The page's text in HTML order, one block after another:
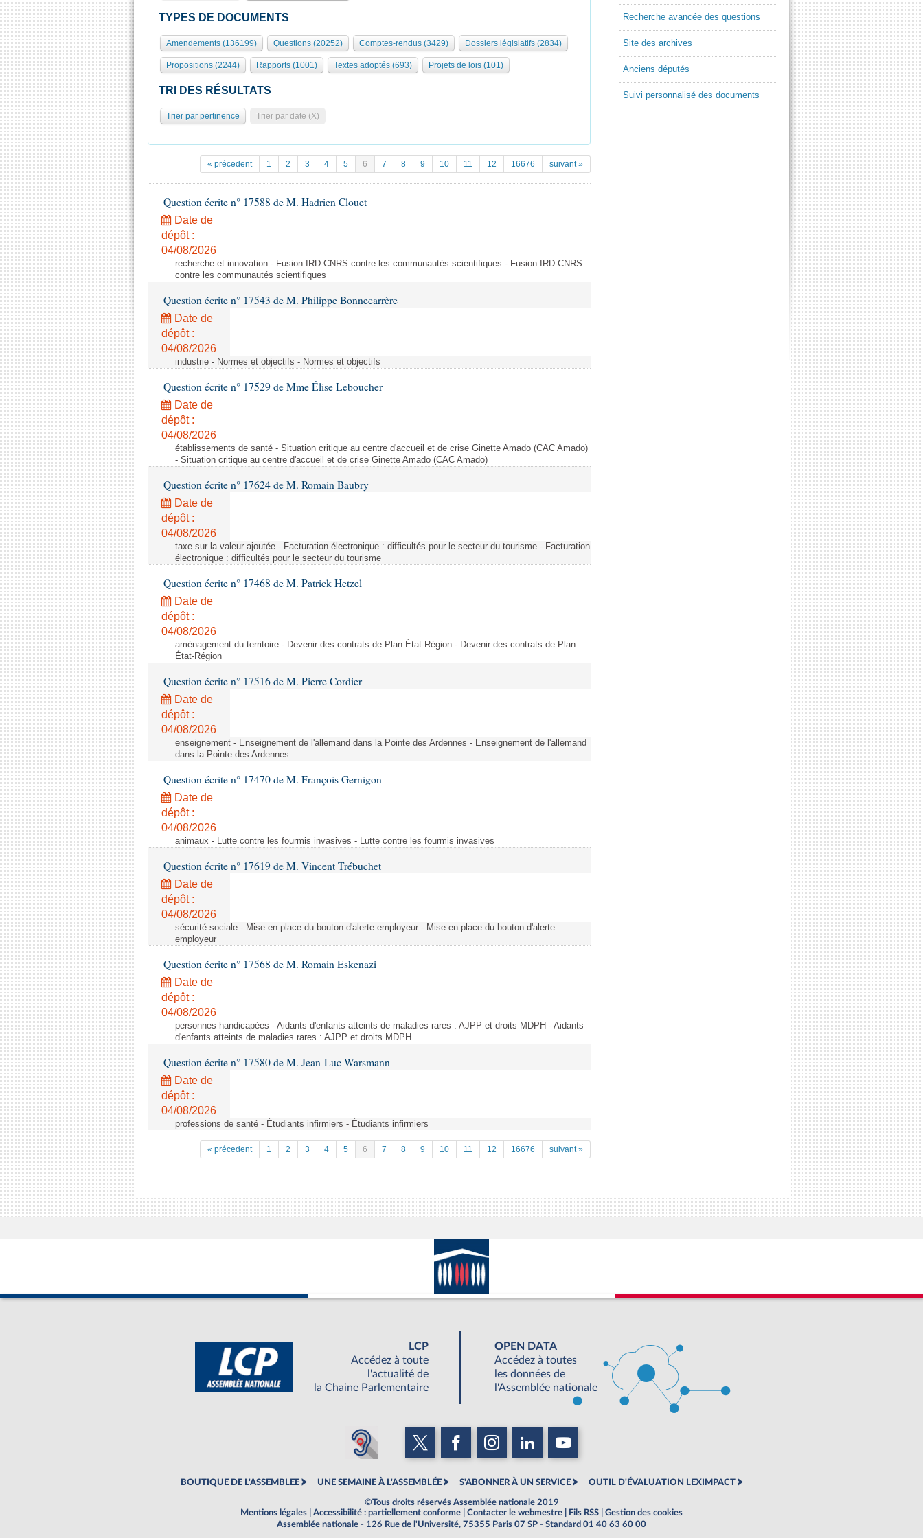
TYPES DE DOCUMENTS
Amendements (136199) Questions (20252) Comptes-rendus (3429) Dossiers législatifs (2834)
Propositions (2244) Rapports (1001) Textes adoptés (693) Projets de lois (101)
TRI DES RÉSULTATS
Trier par pertinence Trier par date (X)
« précedent 1 2 3 4 5 6 7 8 9 10 11 12 16676 suivant »
Question écrite n° 17588 de M. Hadrien Clouet
Date de
dépôt :
04/08/2026
recherche et innovation - Fusion IRD-CNRS contre les communautés scientifiques - Fusion IRD-CNRS
contre les communautés scientifiques
Question écrite n° 17543 de M. Philippe Bonnecarrère
Date de
dépôt :
04/08/2026
industrie - Normes et objectifs - Normes et objectifs
Question écrite n° 17529 de Mme Élise Leboucher
Date de
dépôt :
04/08/2026
établissements de santé - Situation critique au centre d'accueil et de crise Ginette Amado (CAC Amado)
- Situation critique au centre d'accueil et de crise Ginette Amado (CAC Amado)
Question écrite n° 17624 de M. Romain Baubry
Date de
dépôt :
04/08/2026
taxe sur la valeur ajoutée - Facturation électronique : difficultés pour le secteur du tourisme - Facturation
électronique : difficultés pour le secteur du tourisme
Question écrite n° 17468 de M. Patrick Hetzel
Date de
dépôt :
04/08/2026
aménagement du territoire - Devenir des contrats de Plan État-Région - Devenir des contrats de Plan
État-Région
Question écrite n° 17516 de M. Pierre Cordier
Date de
dépôt :
04/08/2026
enseignement - Enseignement de l'allemand dans la Pointe des Ardennes - Enseignement de l'allemand
dans la Pointe des Ardennes
Question écrite n° 17470 de M. François Gernigon
Date de
dépôt :
04/08/2026
animaux - Lutte contre les fourmis invasives - Lutte contre les fourmis invasives
Question écrite n° 17619 de M. Vincent Trébuchet
Date de
dépôt :
04/08/2026
sécurité sociale - Mise en place du bouton d'alerte employeur - Mise en place du bouton d'alerte
employeur
Question écrite n° 17568 de M. Romain Eskenazi
Date de
dépôt :
04/08/2026
personnes handicapées - Aidants d'enfants atteints de maladies rares : AJPP et droits MDPH - Aidants
d'enfants atteints de maladies rares : AJPP et droits MDPH
Question écrite n° 17580 de M. Jean-Luc Warsmann
Date de
dépôt :
04/08/2026
professions de santé - Étudiants infirmiers - Étudiants infirmiers
« précedent 1 2 3 4 5 6 7 8 9 10 11 12 16676 suivant »
Recherche avancée des questions
Site des archives
Anciens députés
Suivi personnalisé des documents
LCP
Accédez à toute
l'actualité de
la Chaine Parlementaire
OPEN DATA
Accédez à toutes
les données de
l'Assemblée nationale
BOUTIQUE DE L'ASSEMBLEE UNE SEMAINE À L'ASSEMBLÉE S'ABONNER À UN SERVICE OUTIL D'ÉVALUATION LEXIMPACT
©Tous droits réservés Assemblée nationale 2019
Mentions légales
Accessibilité : partiellement conforme Contacter le webmestre Fils RSS
Gestion des cookies
Assemblée nationale - 126 Rue de l'Université, 75355 Paris 07 SP - Standard 01 40 63 60 00